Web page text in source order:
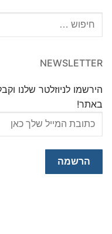
חפש:
NEWSLETTER
הירשמו לניוזלטר שלנו
באתר!